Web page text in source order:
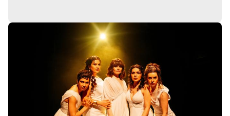
Elektra-
22.05.2027
Sa. 22.05.2027
19:30–21:15 Uhr